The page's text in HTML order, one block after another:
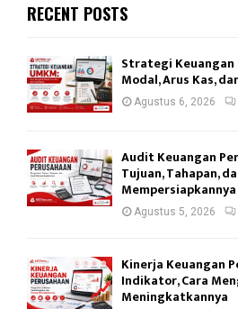
RECENT POSTS
Strategi Keuangan
Modal, Arus Kas,
Agustus 6, 2026
Audit Keuangan
Tujuan, Tahapan,
Mempersiapkannya
Agustus 5, 2026
Kinerja Keuangan
Indikator, Cara
Meningkatkannya